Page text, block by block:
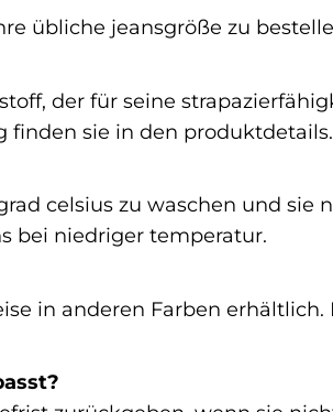
übliche jeansgröße zu
der für seine
finden sie in den produktdetails.
celsius zu waschen und sie
bei niedriger temperatur.
in anderen Farben